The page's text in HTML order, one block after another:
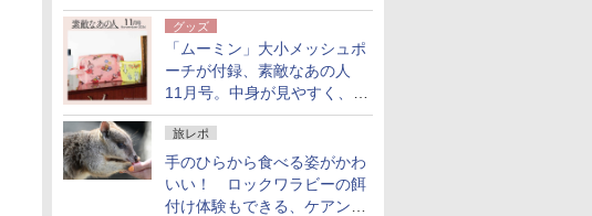
る大小2個セット
グッズ
「ムーミン」大小メッシュポ
ーチが付録、素敵なあの人
11月号。中身が見やすく、温
泉スパにも使える
旅レポ
手のひらから食べる姿がかわ
いい！ ロックワラビーの餌
付け体験もできる、ケアンズ